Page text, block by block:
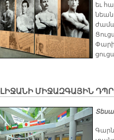
եւ
նեան
ՄԻՋԱԶԳԱՅԻՆ